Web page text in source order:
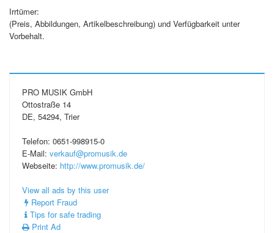
Irrtümer:
(Preis, Abbildungen, Artikelbeschreibung) und Verfügbarkeit unter
Vorbehalt.
PRO MUSIK GmbH
Ottostraße 14
DE, 54294, Trier
Telefon: 0651-998915-0
E-Mail: verkauf@promusik.de
Webseite: http://www.promusik.de/
View all ads by this user
Report Fraud
Tips for safe trading
Print Ad